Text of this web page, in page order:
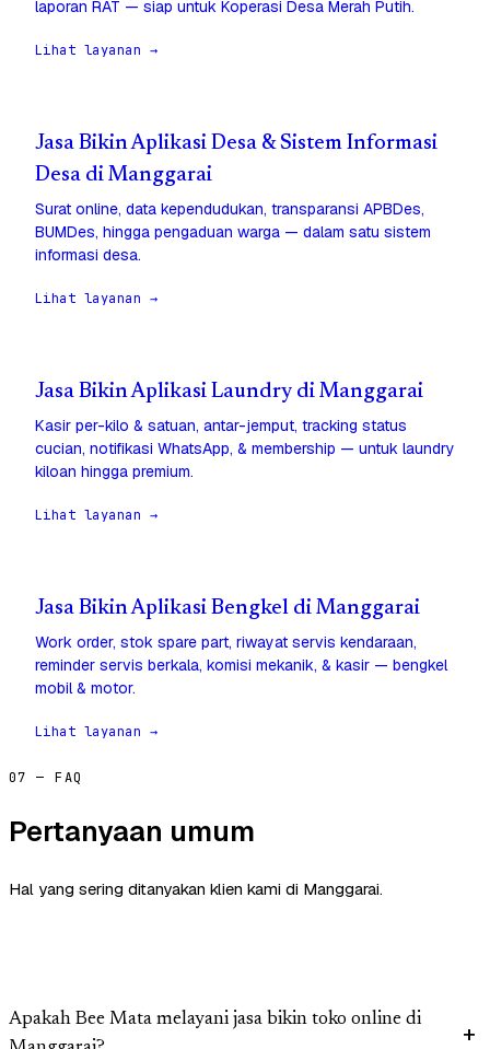
laporan RAT — siap untuk Koperasi Desa Merah Putih.
Lihat layanan →
Jasa Bikin Aplikasi Desa & Sistem Informasi
Desa di Manggarai
Surat online, data kependudukan, transparansi APBDes,
BUMDes, hingga pengaduan warga — dalam satu sistem
informasi desa.
Lihat layanan →
Jasa Bikin Aplikasi Laundry di Manggarai
Kasir per-kilo & satuan, antar-jemput, tracking status
cucian, notifikasi WhatsApp, & membership — untuk laundry
kiloan hingga premium.
Lihat layanan →
Jasa Bikin Aplikasi Bengkel di Manggarai
Work order, stok spare part, riwayat servis kendaraan,
reminder servis berkala, komisi mekanik, & kasir — bengkel
mobil & motor.
Lihat layanan →
07 — FAQ
Pertanyaan umum
Hal yang sering ditanyakan klien kami di Manggarai.
Apakah Bee Mata melayani jasa bikin toko online di